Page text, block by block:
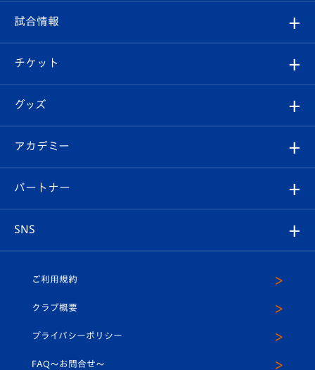
クラブ
試合情報
チケット
イベント
メディア
ホームタウン
クラブ概要
エンブレム紹介
スタッフプロフィール
マスコット紹介
平和祈念活動
観戦ルール
はじめての観戦ガイド
Revive Team
ヴィヴィくんの長崎おもてなしガイド
試合情報
試合日程/結果
フォトギャラリー
スタジアムグルメ
チケット
チケット
V-LOVERS（ファンクラブ）
プレイヤーズスイート
グッズ
オンラインショップ
店舗情報
アカデミー
育成からのお知らせ
U-18
スクール
パートナー
SNS
ヴィヴィくんインスタグラム
公式LINE＠
ご利用規約
クラブ概要
プライバシーポリシー
FAQ〜お問合せ〜